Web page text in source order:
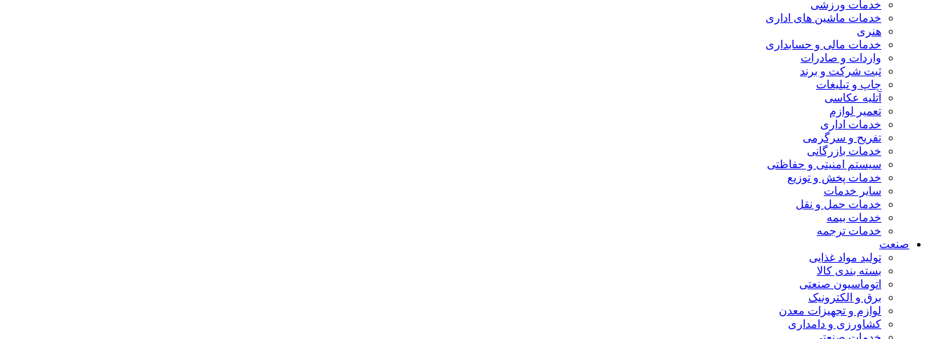
خدمات ورزشی
خدمات ماشین های اداری
هنری
خدمات مالی و حسابداری
واردات و صادرات
ثبت شرکت و برند
چاپ و تبلیغات
آتلیه عکاسی
تعمیر لوازم
خدمات اداری
تفریح و سرگرمی
خدمات بازرگانی
سیستم امنیتی و حفاظتی
خدمات پخش و توزیع
سایر خدمات
خدمات حمل و نقل
خدمات بیمه
خدمات ترجمه
صنعت
تولید مواد غذایی
بسته بندی کالا
اتوماسیون صنعتی
برق و الکترونیک
لوازم و تجهیزات معدن
کشاورزی و دامداری